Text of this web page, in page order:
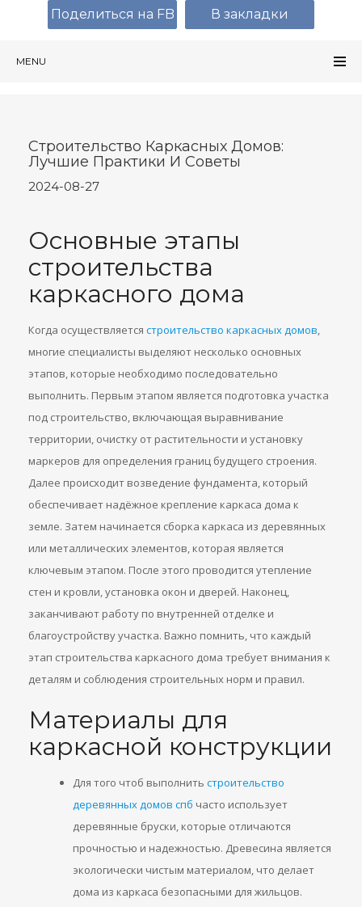
MENU
Строительство Каркасных Домов:
Лучшие Практики И Советы
2024-08-27
Основные этапы
строительства
каркасного дома
Когда осуществляется строительство каркасных домов,
многие специалисты выделяют несколько основных
этапов, которые необходимо последовательно
выполнить. Первым этапом является подготовка участка
под строительство, включающая выравнивание
территории, очистку от растительности и установку
маркеров для определения границ будущего строения.
Далее происходит возведение фундамента, который
обеспечивает надёжное крепление каркаса дома к
земле. Затем начинается сборка каркаса из деревянных
или металлических элементов, которая является
ключевым этапом. После этого проводится утепление
стен и кровли, установка окон и дверей. Наконец,
заканчивают работу по внутренней отделке и
благоустройству участка. Важно помнить, что каждый
этап строительства каркасного дома требует внимания к
деталям и соблюдения строительных норм и правил.
Материалы для
каркасной конструкции
Для того чтоб выполнить строительство
деревянных домов спб часто использует
деревянные бруски, которые отличаются
прочностью и надежностью. Древесина является
экологически чистым материалом, что делает
дома из каркаса безопасными для жильцов.
Поделиться на FB В закладки